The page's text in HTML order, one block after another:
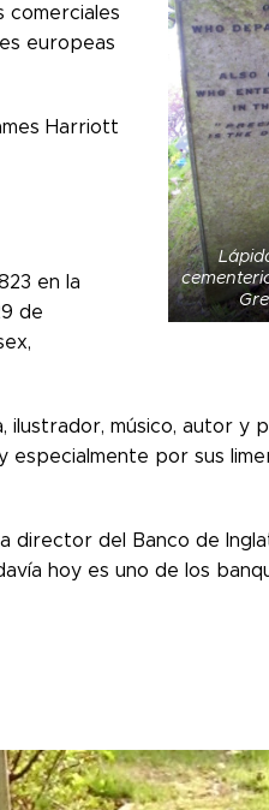
comerciales
europeas
Harriott
en la
de
ilustrador, músico, autor y
por sus
director del Banco de
hoy es uno de los